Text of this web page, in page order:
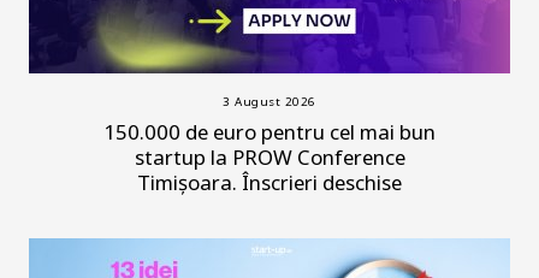
3 August 2026
150.000 de euro pentru cel mai bun
startup la PROW Conference
Timișoara. Înscrieri deschise